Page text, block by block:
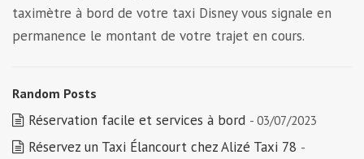
taximètre à bord de votre taxi Disney vous signale en
permanence le montant de votre trajet en cours.
Random Posts
Réservation facile et services à bord - 03/07/2023
Réservez un Taxi Élancourt chez Alizé Taxi 78 -